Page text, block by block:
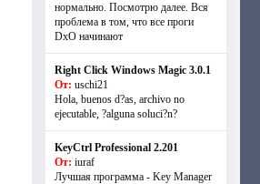
нормально. Посмотрю далее. Вся
проблема в том, что все проги
DxO начинают
Right Click Windows Magic 3.0.1
От: uschi21
Hola, buenos d?as, archivo no
ejecutable, ?alguna soluci?n?
KeyCtrl Professional 2.201
От: iuraf
Лучшая программа - Key Manager